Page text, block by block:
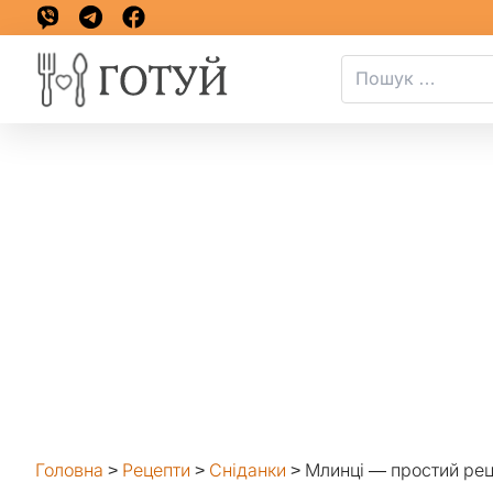
Головна > Рецепти > Сніданки > Млинці — простий